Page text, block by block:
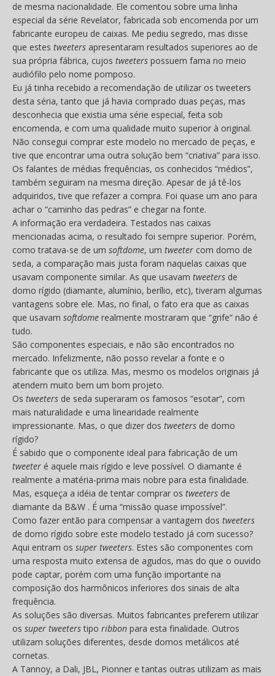
de mesma nacionalidade. Ele comentou sobre uma linha
especial da série Revelator, fabricada sob encomenda por um
fabricante europeu de caixas. Me pediu segredo, mas disse
que estes tweeters apresentaram resultados superiores ao de
sua própria fábrica, cujos tweeters possuem fama no meio
audiófilo pelo nome pomposo.
Eu já tinha recebido a recomendação de utilizar os tweeters
desta séria, tanto que já havia comprado duas peças, mas
desconhecia que existia uma série especial, feita sob
encomenda, e com uma qualidade muito superior à original.
Não consegui comprar este modelo no mercado de peças, e
tive que encontrar uma outra solução bem “criativa” para isso.
Os falantes de médias frequências, os conhecidos “médios”,
também seguiram na mesma direção. Apesar de já tê-los
adquiridos, tive que refazer a compra. Foi quase um ano para
achar o “caminho das pedras” e chegar na fonte.
A informação era verdadeira. Testados nas caixas
mencionadas acima, o resultado foi sempre superior. Porém,
como tratava-se de um softdome, um tweeter com domo de
seda, a comparação mais justa foram naquelas caixas que
usavam componente similar. As que usavam tweeters de
domo rígido (diamante, alumínio, berílio, etc), tiveram algumas
vantagens sobre ele. Mas, no final, o fato era que as caixas
que usavam softdome realmente mostraram que “grife” não é
tudo.
São componentes especiais, e não são encontrados no
mercado. Infelizmente, não posso revelar a fonte e o
fabricante que os utiliza. Mas, mesmo os modelos originais já
atendem muito bem um bom projeto.
Os tweeters de seda superaram os famosos “esotar”, com
mais naturalidade e uma linearidade realmente
impressionante. Mas, o que dizer dos tweeters de domo
rígido?
É sabido que o componente ideal para fabricação de um
tweeter é aquele mais rígido e leve possível. O diamante é
realmente a matéria-prima mais nobre para esta finalidade.
Mas, esqueça a idéia de tentar comprar os tweeters de
diamante da B&W . É uma “missão quase impossível”.
Como fazer então para compensar a vantagem dos tweeters
de domo rígido sobre este modelo testado já com sucesso?
Aqui entram os super tweeters. Estes são componentes com
uma resposta muito extensa de agudos, mas do que o ouvido
pode captar, porém com uma função importante na
composição dos harmônicos inferiores dos sinais de alta
frequência.
As soluções são diversas. Muitos fabricantes preferem utilizar
os super tweeterstipo ribbon para esta finalidade. Outros
utilizam soluções diferentes, desde domos metálicos até
cornetas.
A Tannoy, a Dali, JBL, Pionner e tantas outras utilizam as mais